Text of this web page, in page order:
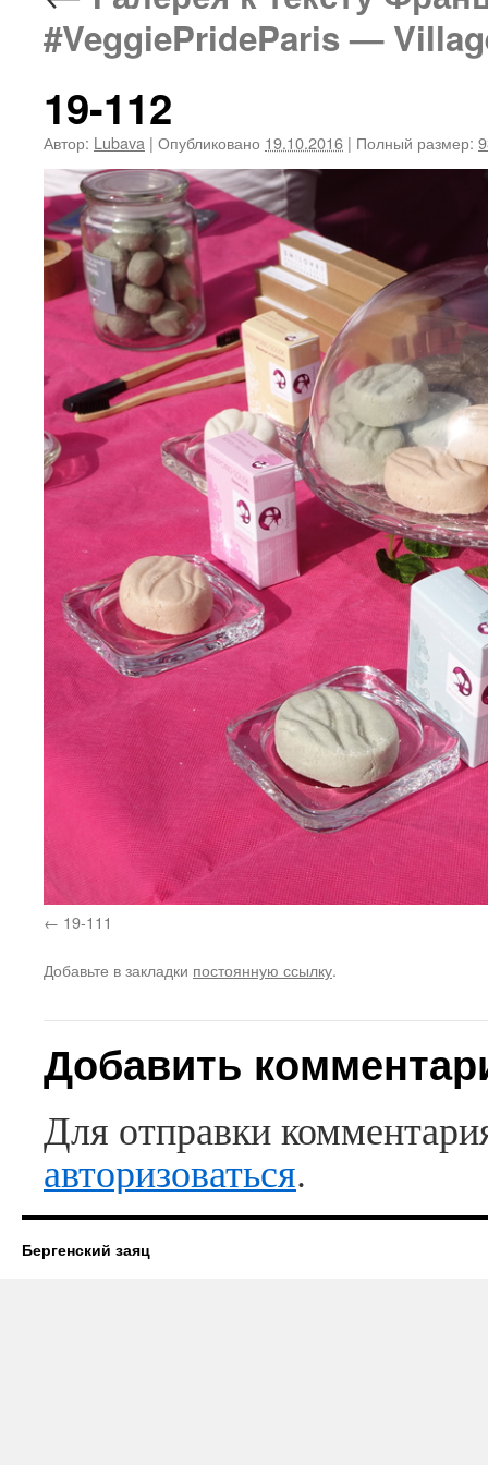
#VeggiePrideParis —
19-112
Автор: Lubava | Опубликовано 19.10.2016 | Полный размер:
19-111
Добавьте в закладки постоянную ссылку.
Добавить
Для отправки
авторизоваться.
Бергенский заяц